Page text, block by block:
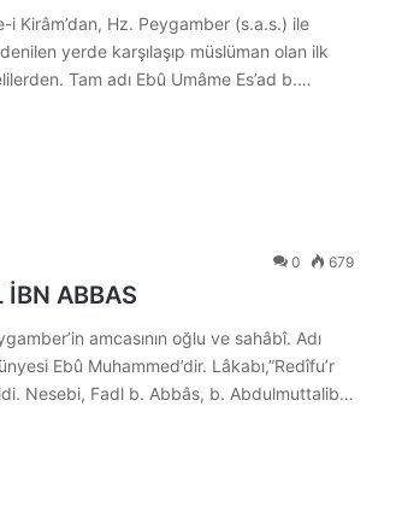
i Kirâm’dan, Hz. Peygamber (s.a.s.) ile
yerde karşılaşıp müslüman olan ilk
Tam adı Ebû Umâme Es’ad b.…
0 679
İBN ABBAS
amcasının oğlu ve sahâbî. Adı
Ebû Muhammed’dir. Lâkabı,”Redîfu’r
idi. Nesebi, Fadl b. Abbâs, b. Abdulmuttalib…